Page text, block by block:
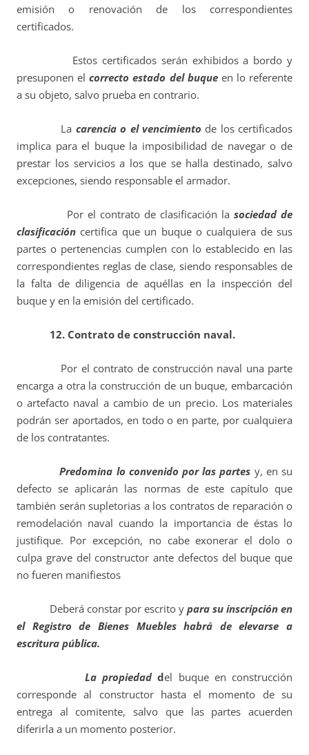
emisión o renovación de los correspondientes
certificados.
Estos certificados serán exhibidos a bordo y
presuponen elcorrecto estado del buqueen lo referente
a su objeto, salvo prueba en contrario.
La carencia o el vencimiento de los certificados
implica para el buque la imposibilidad de navegar o de
prestar los servicios a los que se halla destinado, salvo
excepciones, siendo responsable el armador.
Por el contrato de clasificación la sociedad de
clasificación certifica que un buque o cualquiera de sus
partes o pertenencias cumplen con lo establecido en las
correspondientes reglas de clase, siendo responsables de
la falta de diligencia de aquéllas en la inspección del
buque y en la emisión del certificado.
12. Contrato de construcción naval.
Por el contrato de construcción naval una parte
encarga a otra la construcción de un buque, embarcación
o artefacto naval a cambio de un precio. Los materiales
podrán ser aportados, en todo o en parte, por cualquiera
de los contratantes.
Predomina lo convenido por las partes y, en su
defecto se aplicarán las normas de este capítulo que
también serán supletorias a los contratos de reparación o
remodelación naval cuando la importancia de éstas lo
justifique. Por excepción, no cabe exonerar el dolo o
culpa grave del constructor ante defectos del buque que
no fueren manifiestos
Deberá constar por escrito y para su inscripción en
el Registro de Bienes Muebles habrá de elevarse a
escritura pública.
La propiedaddel buque en construcción
corresponde al constructor hasta el momento de su
entrega al comitente, salvo que las partes acuerden
diferirla a un momento posterior.